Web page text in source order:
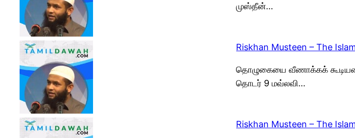
முஸ்தீன்…
Riskhan Musteen – The
தொழுகையை வீணாக்கக்
தொடர் 9 மவ்லவி…
Riskhan Musteen – The